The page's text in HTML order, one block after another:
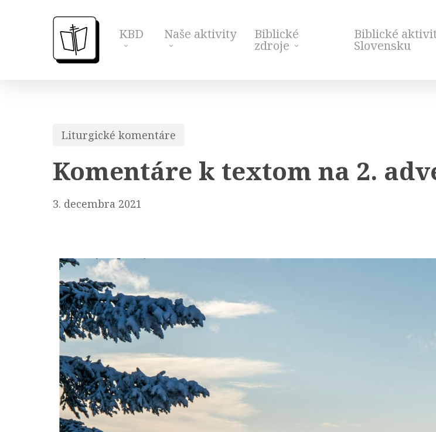
KBD Naše aktivity Biblické
zdroje
Biblické
Slovensku
Liturgické komentáre
Komentáre k textom na 2.
3. decembra 2021